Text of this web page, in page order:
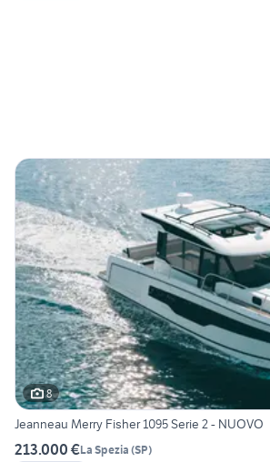
8
Jeanneau Merry Fisher 1095 Serie 2 - NUOVO
213.000 €La Spezia (SP)